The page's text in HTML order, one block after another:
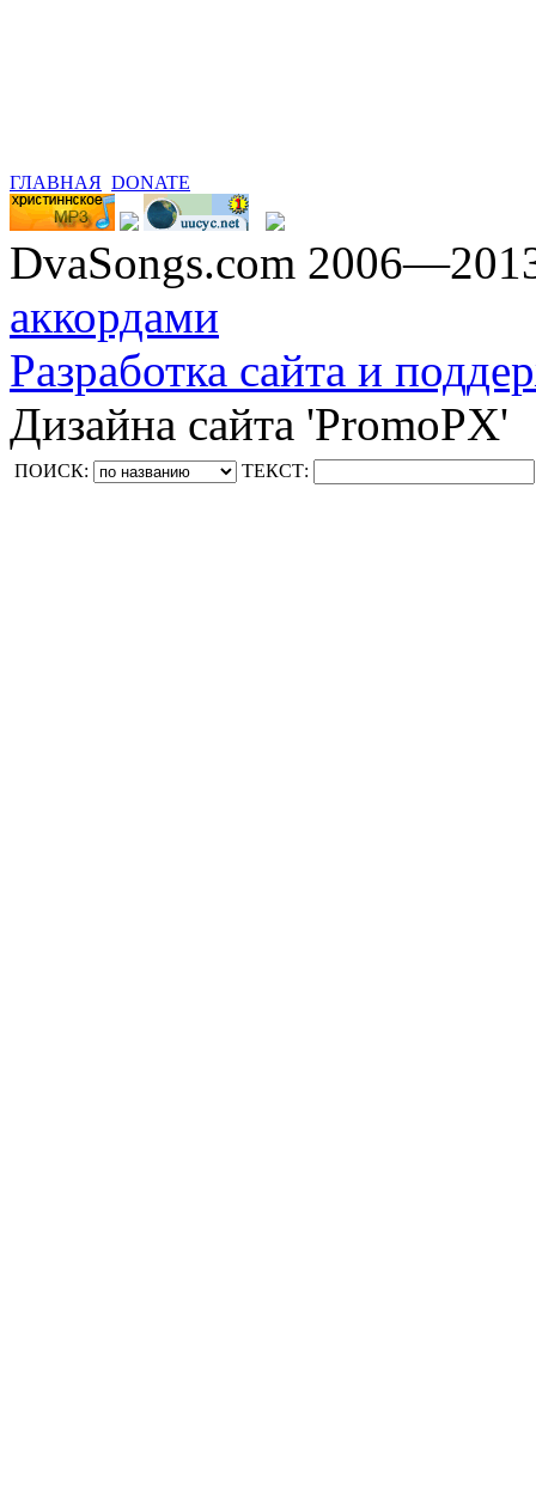
ГЛАВНАЯ DONATE
DvaSongs.com
аккордами
Разработка сайта и
Дизайна сайта 'PromoPX'
ПОИСК: ТЕКСТ: